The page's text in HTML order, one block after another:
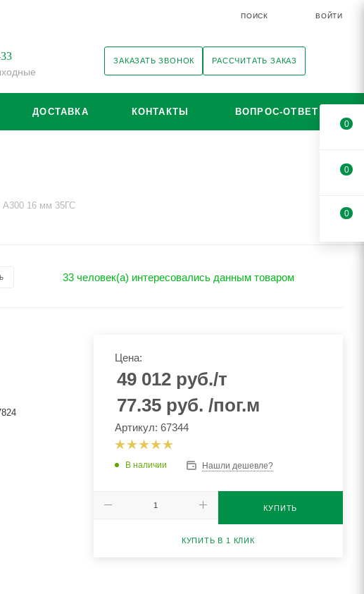
ПОИСК ВОЙТИ
ЗАКАЗАТЬ ЗВОНОК РАССЧИТАТЬ ЗАКАЗ
ДОСТАВКА КОНТАКТЫ ВОПРОС-ОТВЕТ
А300 16 мм 35ГС
33 человек(а) интересовались данным товаром
Цена:
49 012руб./т
77.35 руб. /пог.м
Артикул: 67344
В наличии Нашли дешевле?
КУПИТЬ
КУПИТЬ В 1 КЛИК
0
0
0